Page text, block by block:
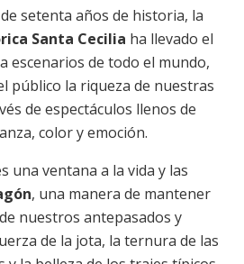
setenta años de historia, la
Santa Cecilia ha llevado el
escenarios de todo el mundo,
público la riqueza de nuestras
de espectáculos llenos de
color y emoción.
una ventana a la vida y las
, una manera de mantener
nuestros antepasados y
de la jota, la ternura de las